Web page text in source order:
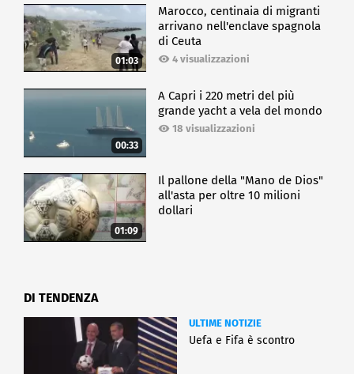
01:03
Marocco, centinaia di migranti
arrivano nell'enclave spagnola
di Ceuta
4 visualizzazioni
00:33
A Capri i 220 metri del più
grande yacht a vela del mondo
18 visualizzazioni
01:09
Il pallone della "Mano de Dios"
all'asta per oltre 10 milioni
dollari
DI TENDENZA
ULTIME NOTIZIE
Uefa e Fifa è scontro